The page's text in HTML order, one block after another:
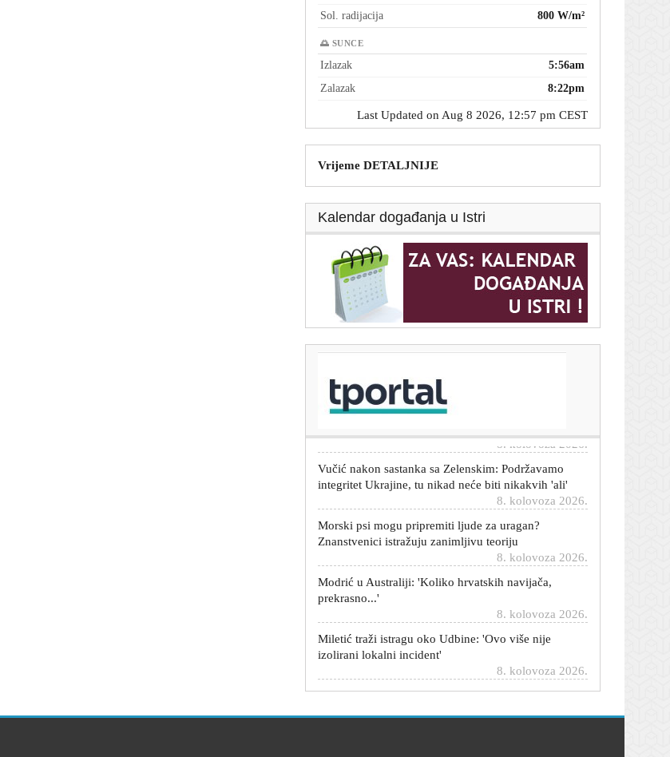
Sol. radijacija
800 W/m²
🌅 SUNCE
Izlazak
5:56am
Zalazak
8:22pm
Last Updated on Aug 8 2026, 12:57 pm CEST
Vrijeme DETALJNIJE
Kalendar događanja u Istri
Zaboravite na tavu: Vrhunski chef otkriva kako
pripremiti savršena jaja na oko
Vučić nakon sastanka sa Zelenskim: Podržavamo
integritet Ukrajine, tu nikad neće biti nikakvih 'ali'
8. kolovoza 2026.
Morski psi mogu pripremiti ljude za uragan?
Znanstvenici istražuju zanimljivu teoriju
8. kolovoza 2026.
Modrić u Australiji: 'Koliko hrvatskih navijača,
prekrasno...'
Miletić traži istragu oko Udbine: 'Ovo više nije
izolirani lokalni incident'
Senat odobrio: Američkoj vladi produljeno
financiranje